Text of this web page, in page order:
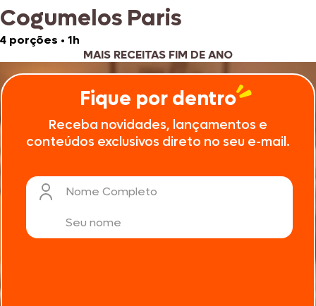
Cogumelos Paris
4 porções • 1h
MAIS RECEITAS FIM DE ANO
Fique por dentro
Receba novidades, lançamentos e
conteúdos exclusivos direto no seu e-mail.
Nome Completo